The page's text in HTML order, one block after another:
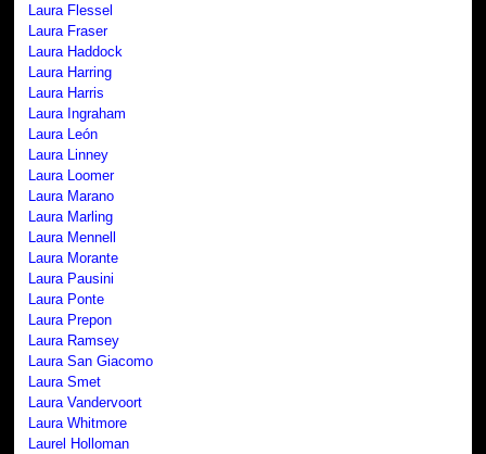
Laura Flessel
Laura Fraser
Laura Haddock
Laura Harring
Laura Harris
Laura Ingraham
Laura León
Laura Linney
Laura Loomer
Laura Marano
Laura Marling
Laura Mennell
Laura Morante
Laura Pausini
Laura Ponte
Laura Prepon
Laura Ramsey
Laura San Giacomo
Laura Smet
Laura Vandervoort
Laura Whitmore
Laurel Holloman